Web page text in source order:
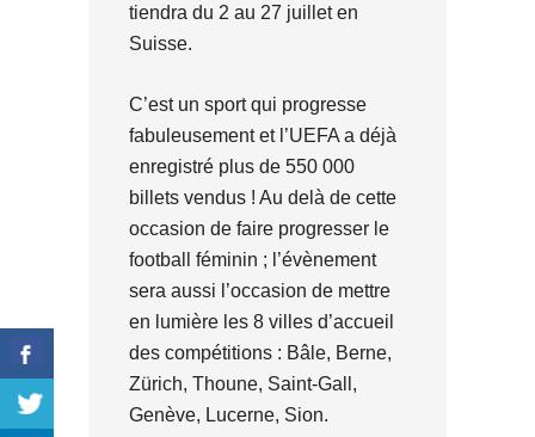
tiendra du 2 au 27 juillet en
Suisse.
C’est un sport qui progresse
fabuleusement et l’UEFA a déjà
enregistré plus de 550 000
billets vendus ! Au delà de cette
occasion de faire progresser le
football féminin ; l’évènement
sera aussi l’occasion de mettre
en lumière les 8 villes d’accueil
des compétitions : Bâle, Berne,
Zürich, Thoune, Saint-Gall,
Genève, Lucerne, Sion.